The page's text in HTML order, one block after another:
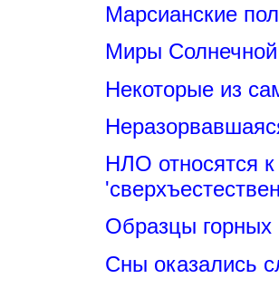
Марсианские
Миры
Некоторые из
НЛО относятся к
Образцы горных
Сны оказались